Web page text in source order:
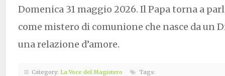
Domenica 31 maggio 2026. Il Papa torna a
come mistero di comunione che nasce da un
una relazione d’amore.
Category: La Voce del Magistero Tags: